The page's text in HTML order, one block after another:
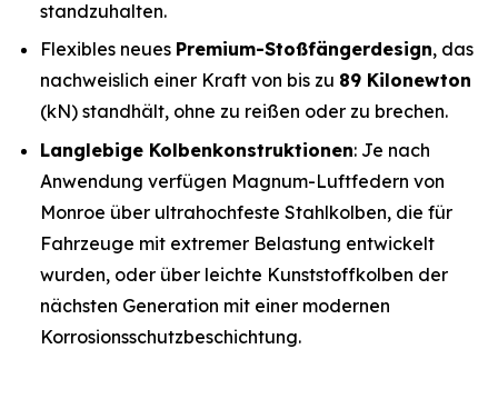
standzuhalten.
Flexibles neues Premium-Stoßfängerdesign, das
nachweislich einer Kraft von bis zu 89 Kilonewton
(kN) standhält, ohne zu reißen oder zu brechen.
Langlebige Kolbenkonstruktionen: Je nach
Anwendung verfügen Magnum-Luftfedern von
Monroe über ultrahochfeste Stahlkolben, die für
Fahrzeuge mit extremer Belastung entwickelt
wurden, oder über leichte Kunststoffkolben der
nächsten Generation mit einer modernen
Korrosionsschutzbeschichtung.